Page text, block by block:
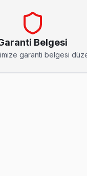
kullanıcılarına ikinci
Tamiri →
için TCL TV
firmware
Belgesi
garanti belgesi